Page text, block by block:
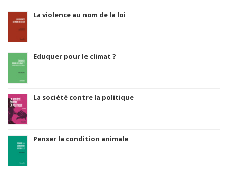
La violence au nom de la loi
Eduquer pour le climat ?
La société contre la politique
Penser la condition animale